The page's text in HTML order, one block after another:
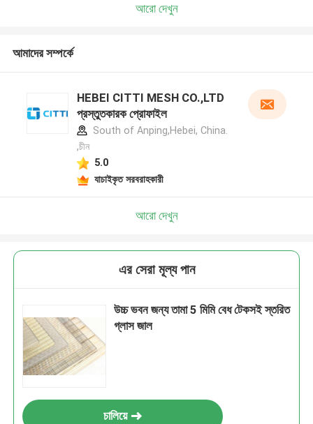
আরো দেখুন
আমাদের সম্পর্কে
HEBEI CITTI MESH CO.,LTD
প্রস্তুতকারক প্রোফাইল
South of Anping,Hebei, China.
,চীন
5.0
যাচাইকৃত সরবরাহকারী
আরো দেখুন
এর সেরা মূল্য পান
উচ্চ ভবন জন্য তামা 5 মিমি বেধ টেকসই স্তরিত
গ্লাস জাল
চালিয়ে